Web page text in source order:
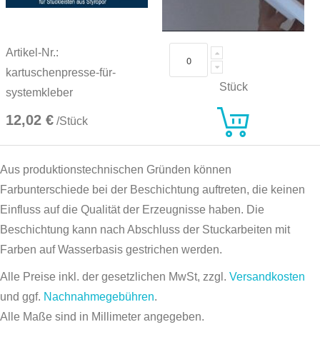
Artikel-Nr.:
kartuschenpresse-für-
systemkleber
12,02 € /Stück
Stück
Aus produktionstechnischen Gründen können
Farbunterschiede bei der Beschichtung auftreten, die keinen
Einfluss auf die Qualität der Erzeugnisse haben. Die
Beschichtung kann nach Abschluss der Stuckarbeiten mit
Farben auf Wasserbasis gestrichen werden.
Alle Preise inkl. der gesetzlichen MwSt, zzgl. Versandkosten
und ggf. Nachnahmegebühren.
Alle Maße sind in Millimeter angegeben.